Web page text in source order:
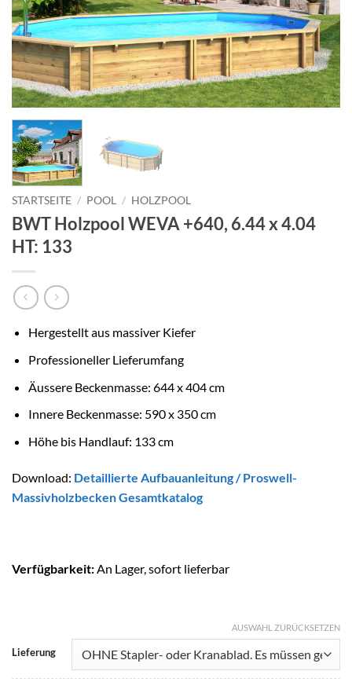
STARTSEITE / POOL / HOLZPOOL
BWT Holzpool WEVA +640, 6.44 x 4.04
HT: 133
Hergestellt aus massiver Kiefer
Professioneller Lieferumfang
Äussere Beckenmasse: 644 x 404 cm
Innere Beckenmasse: 590 x 350 cm
Höhe bis Handlauf: 133 cm
Download: Detaillierte Aufbauanleitung /Proswell-
Massivholzbecken Gesamtkatalog
Verfügbarkeit:An Lager, sofort lieferbar
Lieferung
AUSWAHL ZURÜCKSETZEN